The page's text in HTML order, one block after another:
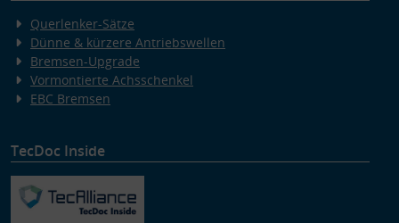
Querlenker-Sätze
Dünne & kürzere Antriebswellen
Bremsen-Upgrade
Vormontierte Achsschenkel
EBC Bremsen
TecDoc Inside